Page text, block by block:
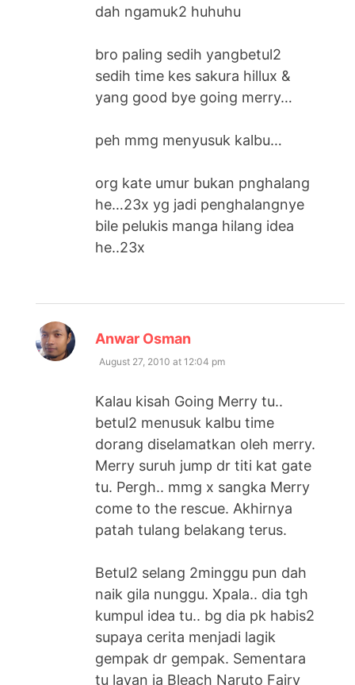
dah ngamuk2 huhuhu
bro paling sedih yangbetul2
sedih time kes sakura hillux &
yang good bye going merry…
peh mmg menyusuk kalbu…
org kate umur bukan pnghalang
he…23x yg jadi penghalangnye
bile pelukis manga hilang idea
he..23x
Anwar Osman
August 27, 2010 at 12:04 pm
Kalau kisah Going Merry tu..
betul2 menusuk kalbu time
dorang diselamatkan oleh merry.
Merry suruh jump dr titi kat gate
tu. Pergh.. mmg x sangka Merry
come to the rescue. Akhirnya
patah tulang belakang terus.
Betul2 selang 2minggu pun dah
naik gila nunggu. Xpala.. dia tgh
kumpul idea tu.. bg dia pk habis2
supaya cerita menjadi lagik
gempak dr gempak. Sementara
tu layan ja Bleach Naruto Fairy